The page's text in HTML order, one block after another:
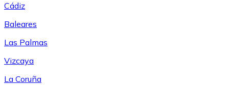
Cádiz
Baleares
Las Palmas
Vizcaya
La Coruña